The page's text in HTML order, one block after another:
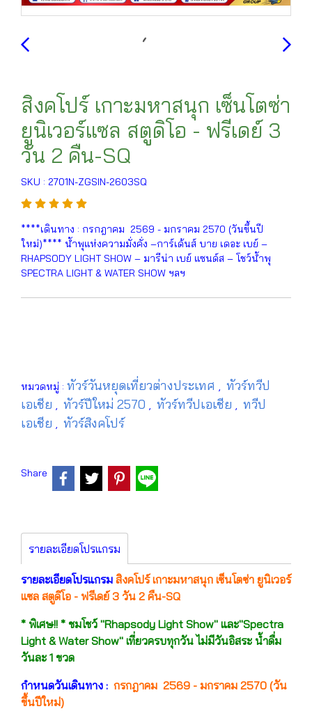
สิงคโปร์ เกาะมหาสนุก เซ็นโตซ่า
ยูนิเวอร์แซล สตูดิโอ - ฟรีเดย์ 3
วัน 2 คืน-SQ
SKU : 2701N-ZGSIN-2603SQ
****เดินทาง : กรกฎาคม 2569 - มกราคม 2570 (วันขึ้นปี
ใหม่)**** น้ำพุแห่งความมั่งคั่ง –การ์เด้นส์ บาย เดอะ เบย์ –
RHAPSODY LIGHT SHOW – มารีน่า เบย์ แซนด์ส – โชว์น้ำพุ
SPECTRA LIGHT & WATER SHOW ฯลฯ
หมวดหมู่ : ทัวร์วันหยุดเที่ยวต่างประเทศ , ทัวร์ทวีป
เอเชีย , ทัวร์ปีใหม่ 2570 , ทัวร์ทวีปเอเชีย , ทวีป
เอเชีย , ทัวร์สิงคโปร์
Share
รายละเอียดโปรแกรม
รายละเอียดโปรแกรม สิงคโปร์ เกาะมหาสนุก เซ็นโตซ่า ยูนิเวอร์
แซล สตูดิโอ - ฟรีเดย์ 3 วัน 2 คืน-SQ
* พิเศษ!! * ชมโชว์ "Rhapsody Light Show" และ"Spectra
Light & Water Show" เที่ยวครบทุกวัน ไม่มีวันอิสระ น้ำดื่ม
วันละ 1 ขวด
กำหนดวันเดินทาง : กรกฎาคม 2569 - มกราคม 2570 (วัน
ขึ้นปีใหม่)